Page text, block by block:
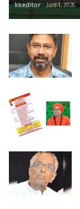
kkeditor Jan 1, 2026